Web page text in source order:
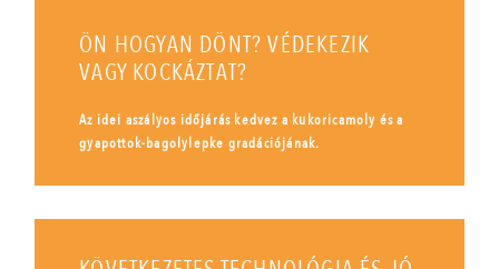
ÖN HOGYAN DÖNT? VÉDEKEZIK
VAGY KOCKÁZTAT?
Az idei aszályos időjárás kedvez a kukoricamoly és a
gyapottok-bagolylepke gradációjának.